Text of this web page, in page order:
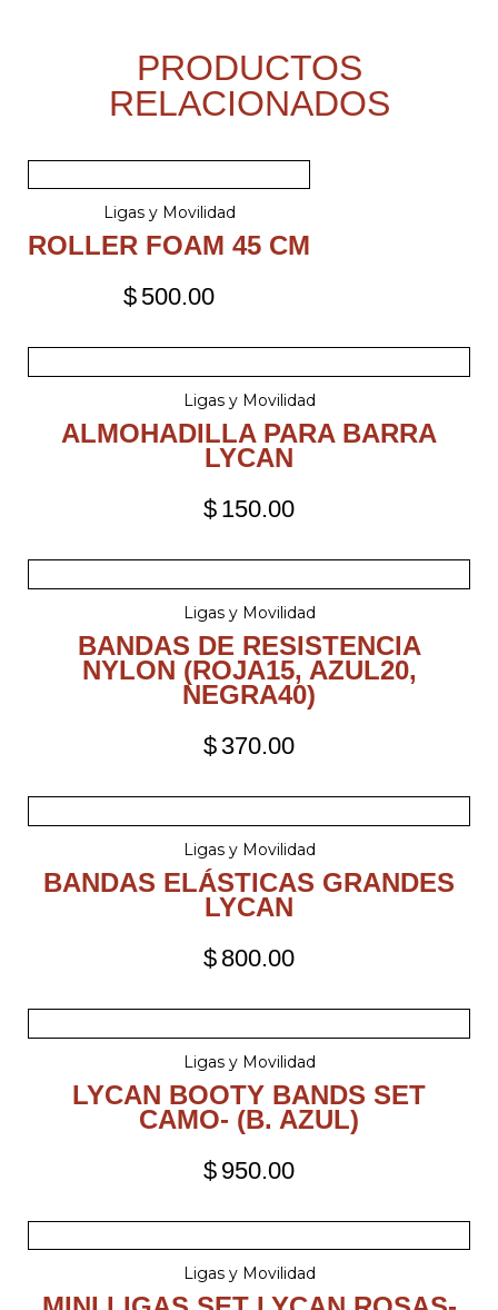
PRODUCTOS
RELACIONADOS
Ligas y Movilidad
ROLLER FOAM 45 CM
$ 500.00
Ligas y Movilidad
ALMOHADILLA PARA BARRA
LYCAN
$ 150.00
Ligas y Movilidad
BANDAS DE RESISTENCIA
NYLON (ROJA15, AZUL20,
NEGRA40)
$ 370.00
Ligas y Movilidad
BANDAS ELÁSTICAS GRANDES
LYCAN
$ 800.00
Ligas y Movilidad
LYCAN BOOTY BANDS SET
CAMO- (B. AZUL)
$ 950.00
Ligas y Movilidad